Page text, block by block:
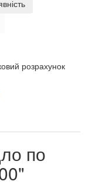
розрахунок
по